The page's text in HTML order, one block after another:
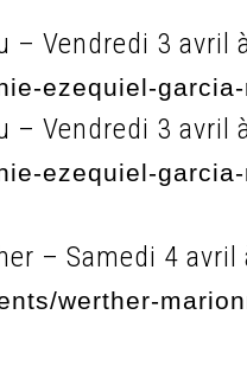
– Vendredi 3 avril
ezequiel-
– Vendredi 3 avril
ezequiel-
– Samedi 4 avril
werther-